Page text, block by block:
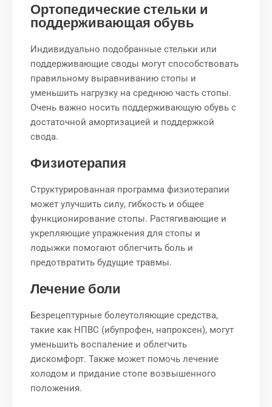
Ортопедические стельки и
поддерживающая обувь
Индивидуально подобранные стельки или
поддерживающие своды могут способствовать
правильному выравниванию стопы и
уменьшить нагрузку на среднюю часть стопы.
Очень важно носить поддерживающую обувь с
достаточной амортизацией и поддержкой
свода.
Физиотерапия
Структурированная программа физиотерапии
может улучшить силу, гибкость и общее
функционирование стопы. Растягивающие и
укрепляющие упражнения для стопы и
лодыжки помогают облегчить боль и
предотвратить будущие травмы.
Лечение боли
Безрецептурные болеутоляющие средства,
такие как НПВС (ибупрофен, напроксен), могут
уменьшить воспаление и облегчить
дискомфорт. Также может помочь лечение
холодом и придание стопе возвышенного
положения.